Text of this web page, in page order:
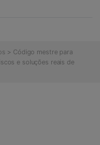
> Código mestre para
e soluções reais de